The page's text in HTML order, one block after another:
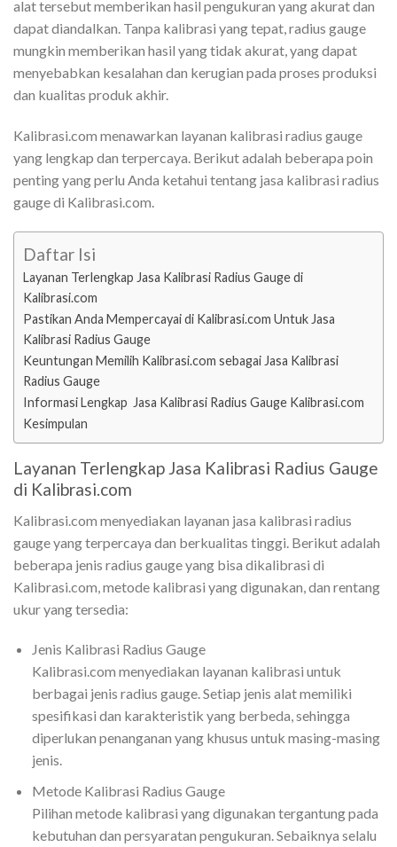
alat tersebut memberikan hasil pengukuran yang akurat dan
dapat diandalkan. Tanpa kalibrasi yang tepat, radius gauge
mungkin memberikan hasil yang tidak akurat, yang dapat
menyebabkan kesalahan dan kerugian pada proses produksi
dan kualitas produk akhir.
Kalibrasi.com menawarkan layanan kalibrasi radius gauge
yang lengkap dan terpercaya. Berikut adalah beberapa poin
penting yang perlu Anda ketahui tentang jasa kalibrasi radius
gauge di Kalibrasi.com.
Daftar Isi
Layanan Terlengkap Jasa Kalibrasi Radius Gauge di
Kalibrasi.com
Pastikan Anda Mempercayai di Kalibrasi.com Untuk Jasa
Kalibrasi Radius Gauge
Keuntungan Memilih Kalibrasi.com sebagai Jasa Kalibrasi
Radius Gauge
Informasi Lengkap Jasa Kalibrasi Radius Gauge Kalibrasi.com
Kesimpulan
Layanan Terlengkap Jasa Kalibrasi Radius Gauge
di Kalibrasi.com
Kalibrasi.com menyediakan layanan jasa kalibrasi radius
gauge yang terpercaya dan berkualitas tinggi. Berikut adalah
beberapa jenis radius gauge yang bisa dikalibrasi di
Kalibrasi.com, metode kalibrasi yang digunakan, dan rentang
ukur yang tersedia:
Jenis Kalibrasi Radius Gauge
Kalibrasi.com menyediakan layanan kalibrasi untuk
berbagai jenis radius gauge. Setiap jenis alat memiliki
spesifikasi dan karakteristik yang berbeda, sehingga
diperlukan penanganan yang khusus untuk masing-masing
jenis.
Metode Kalibrasi Radius Gauge
Pilihan metode kalibrasi yang digunakan tergantung pada
kebutuhan dan persyaratan pengukuran. Sebaiknya selalu